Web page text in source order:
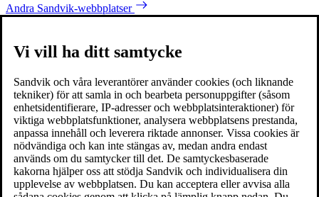
Andra Sandvik-webbplatser
Vi vill ha ditt samtycke
Sandvik och våra leverantörer använder cookies (och liknande
tekniker) för att samla in och bearbeta personuppgifter (såsom
enhetsidentifierare, IP-adresser och webbplatsinteraktioner) för
viktiga webbplatsfunktioner, analysera webbplatsens prestanda,
anpassa innehåll och leverera riktade annonser. Vissa cookies är
nödvändiga och kan inte stängas av, medan andra endast
används om du samtycker till det. De samtyckesbaserade
kakorna hjälper oss att stödja Sandvik och individualisera din
upplevelse av webbplatsen. Du kan acceptera eller avvisa alla